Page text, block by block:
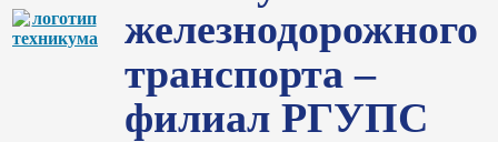
железнодорожного
транспорта –
филиал РГУПС